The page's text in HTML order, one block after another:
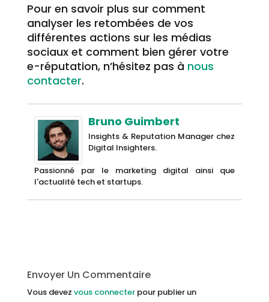
Pour en savoir plus sur comment
analyser les retombées de vos
différentes actions sur les médias
sociaux et comment bien gérer votre
e-réputation, n’hésitez pas à nous
contacter.
Bruno Guimbert
Insights & Reputation Manager chez
Digital Insighters.
Passionné par le marketing digital ainsi que
l'actualité tech et startups.
Envoyer Un Commentaire
Vous devez vous connecterpour publier un